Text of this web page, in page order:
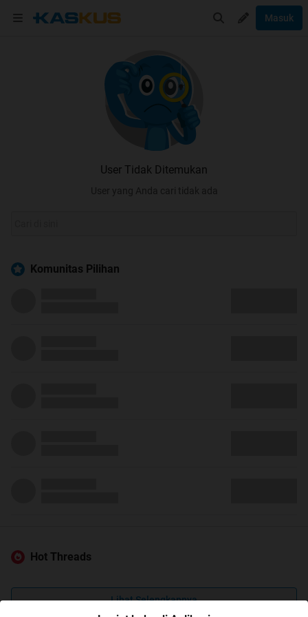
Masuk
User Tidak Ditemukan
User yang Anda cari tidak ada
Komunitas Pilihan
Hot Threads
Lihat Selengkapnya